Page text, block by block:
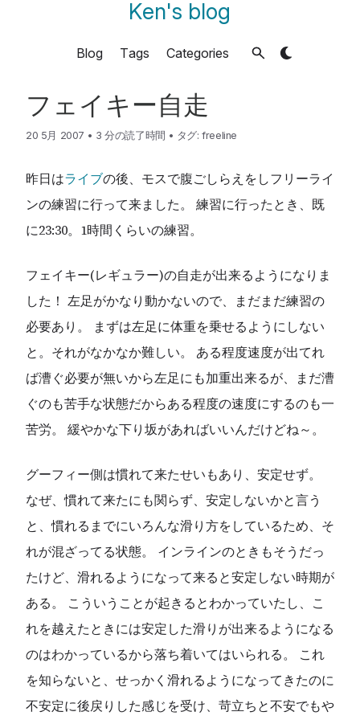
Ken's blog
Blog Tags Categories
フェイキー自走
20 5月 2007 • 3 分の読了時間 • タグ:freeline
昨日はライブの後、モスで腹ごしらえをしフリーライ
ンの練習に行って来ました。 練習に行ったとき、既
に23:30。1時間くらいの練習。
フェイキー(レギュラー)の自走が出来るようになりま
した！ 左足がかなり動かないので、まだまだ練習の
必要あり。 まずは左足に体重を乗せるようにしない
と。それがなかなか難しい。 ある程度速度が出てれ
ば漕ぐ必要が無いから左足にも加重出来るが、まだ漕
ぐのも苦手な状態だからある程度の速度にするのも一
苦労。 緩やかな下り坂があればいいんだけどね～。
グーフィー側は慣れて来たせいもあり、安定せず。
なぜ、慣れて来たにも関らず、安定しないかと言う
と、慣れるまでにいろんな滑り方をしているため、そ
れが混ざってる状態。 インラインのときもそうだっ
たけど、滑れるようになって来ると安定しない時期が
ある。 こういうことが起きるとわかっていたし、こ
れを越えたときには安定した滑りが出来るようになる
のはわかっているから落ち着いてはいられる。 これ
を知らないと、せっかく滑れるようになってきたのに
不安定に後戻りした感じを受け、苛立ちと不安でもや